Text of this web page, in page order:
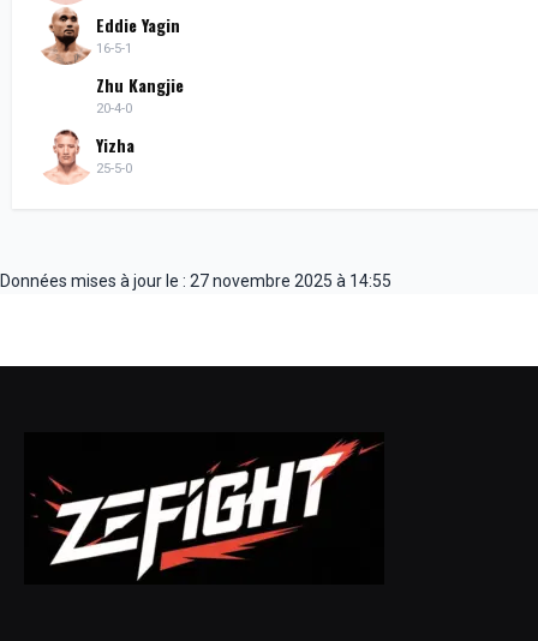
Eddie Yagin
16-5-1
Zhu Kangjie
20-4-0
Yizha
25-5-0
Données mises à jour le : 27 novembre 2025 à 14:55